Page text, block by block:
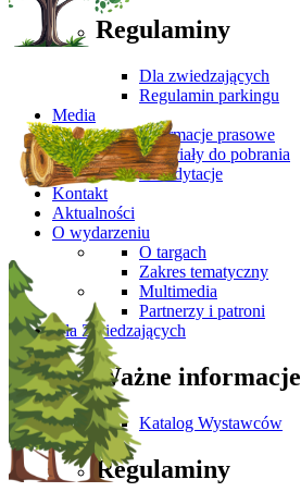
Regulaminy
Dla zwiedzających
Regulamin parkingu
Media
Informacje prasowe
Materiały do pobrania
Akredytacje
Kontakt
Aktualności
O wydarzeniu
O targach
Zakres tematyczny
Multimedia
Partnerzy i patroni
Dla Zwiedzających
Ważne informacje
Katalog Wystawców
Regulaminy